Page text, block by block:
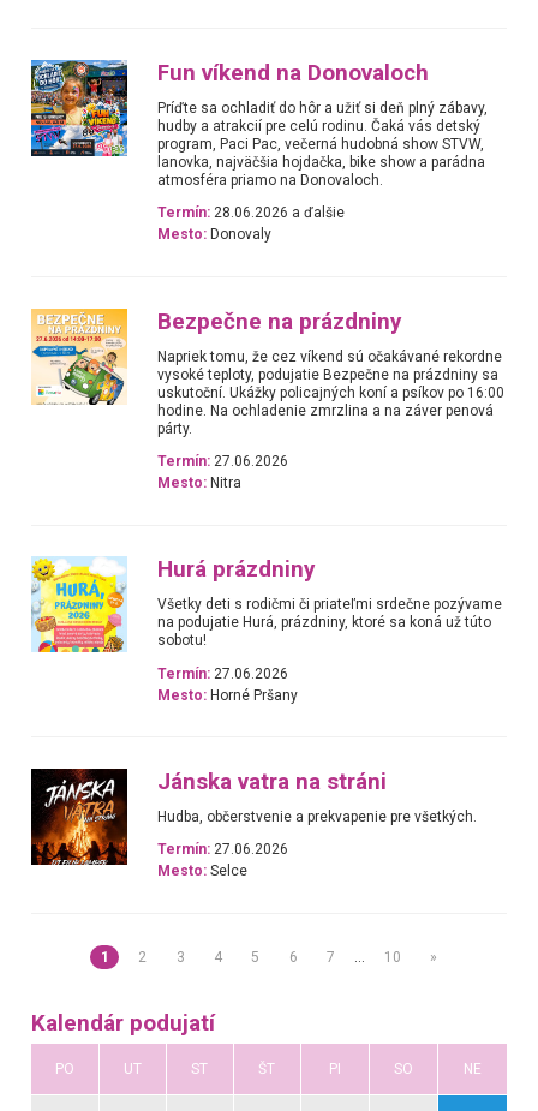
Fun víkend na Donovaloch
Príďte sa ochladiť do hôr a užiť si deň plný zábavy,
hudby a atrakcií pre celú rodinu. Čaká vás detský
program, Paci Pac, večerná hudobná show STVW,
lanovka, najväčšia hojdačka, bike show a parádna
atmosféra priamo na Donovaloch.
Termín: 28.06.2026 a ďalšie
Mesto: Donovaly
Bezpečne na prázdniny
Napriek tomu, že cez víkend sú očakávané rekordne
vysoké teploty, podujatie Bezpečne na prázdniny sa
uskutoční. Ukážky policajných koní a psíkov po 16:00
hodine. Na ochladenie zmrzlina a na záver penová
párty.
Termín: 27.06.2026
Mesto: Nitra
Hurá prázdniny
Všetky deti s rodičmi či priateľmi srdečne pozývame
na podujatie Hurá, prázdniny, ktoré sa koná už túto
sobotu!
Termín: 27.06.2026
Mesto: Horné Pršany
Jánska vatra na stráni
Hudba, občerstvenie a prekvapenie pre všetkých.
Termín: 27.06.2026
Mesto: Selce
1 2 3 4 5 6 7 10 »
Kalendár podujatí
PO UT ST ŠT PI SO NE